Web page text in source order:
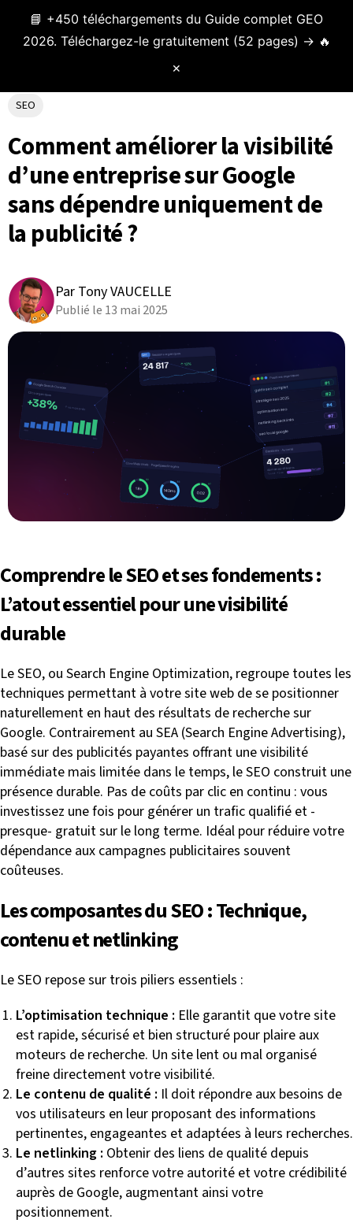
📘 +450 téléchargements du Guide complet GEO
2026. Téléchargez-le gratuitement (52 pages) → 🔥
✕
Menu
SEO
Comment améliorer la visibilité
d’une entreprise sur Google
sans dépendre uniquement de
la publicité ?
Par Tony VAUCELLE
Publié le 13 mai 2025
Comprendre le SEO et ses fondements :
L’atout essentiel pour une visibilité
durable
Le SEO, ou Search Engine Optimization, regroupe toutes les
techniques permettant à votre site web de se positionner
naturellement en haut des résultats de recherche sur
Google. Contrairement au SEA (Search Engine Advertising),
basé sur des publicités payantes offrant une visibilité
immédiate mais limitée dans le temps, le SEO construit une
présence durable. Pas de coûts par clic en continu : vous
investissez une fois pour générer un trafic qualifié et -
presque- gratuit sur le long terme. Idéal pour réduire votre
dépendance aux campagnes publicitaires souvent
coûteuses.
Les composantes du SEO : Technique,
contenu et netlinking
Le SEO repose sur trois piliers essentiels :
L’optimisation technique : Elle garantit que votre site
est rapide, sécurisé et bien structuré pour plaire aux
moteurs de recherche. Un site lent ou mal organisé
freine directement votre visibilité.
Le contenu de qualité : Il doit répondre aux besoins de
vos utilisateurs en leur proposant des informations
pertinentes, engageantes et adaptées à leurs recherches.
Le netlinking : Obtenir des liens de qualité depuis
d’autres sites renforce votre autorité et votre crédibilité
auprès de Google, augmentant ainsi votre
positionnement.